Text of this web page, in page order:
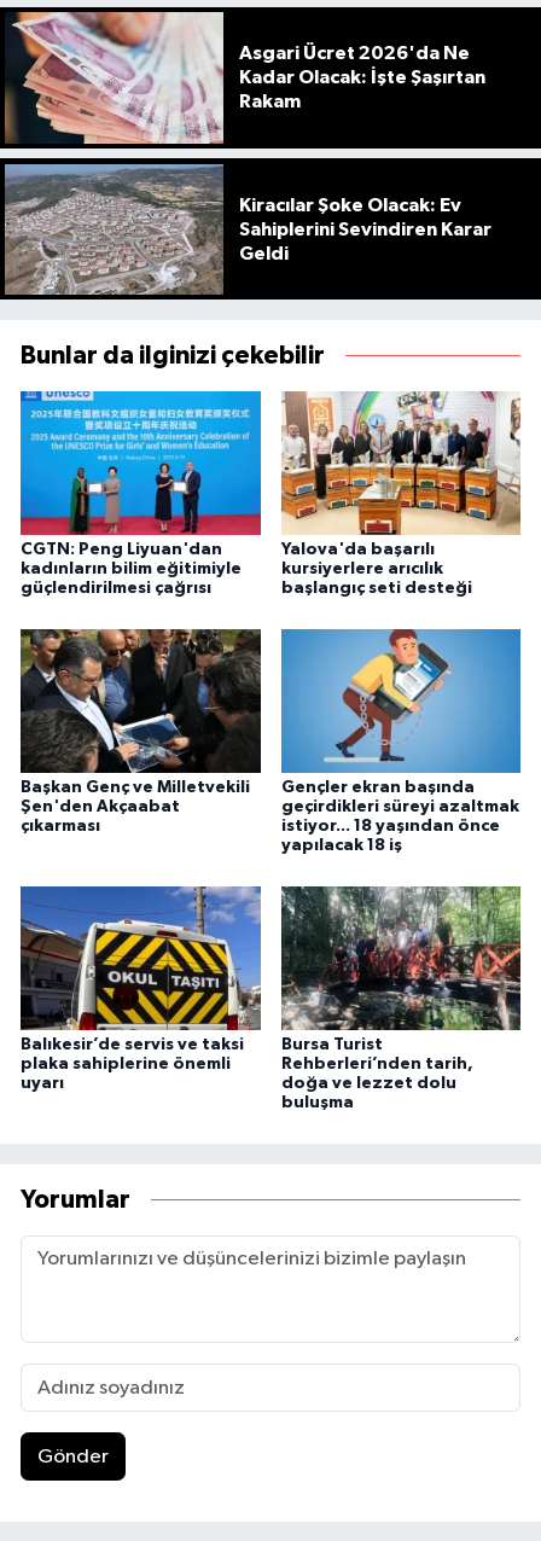
Asgari Ücret 2026'da Ne
Kadar Olacak: İşte Şaşırtan
Rakam
Kiracılar Şoke Olacak: Ev
Sahiplerini Sevindiren Karar
Geldi
Bunlar da ilginizi çekebilir
CGTN: Peng Liyuan'dan
kadınların bilim eğitimiyle
güçlendirilmesi çağrısı
Yalova'da başarılı
kursiyerlere arıcılık
başlangıç seti desteği
Başkan Genç ve Milletvekili
Şen'den Akçaabat
çıkarması
Gençler ekran başında
geçirdikleri süreyi azaltmak
istiyor... 18 yaşından önce
yapılacak 18 iş
Balıkesir’de servis ve taksi
plaka sahiplerine önemli
uyarı
Bursa Turist
Rehberleri’nden tarih,
doğa ve lezzet dolu
buluşma
Yorumlar
Gönder